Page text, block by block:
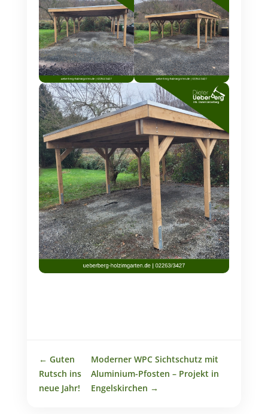
← Guten
Rutsch ins
neue Jahr!
Moderner WPC Sichtschutz mit
Aluminium-Pfosten – Projekt in
Engelskirchen →